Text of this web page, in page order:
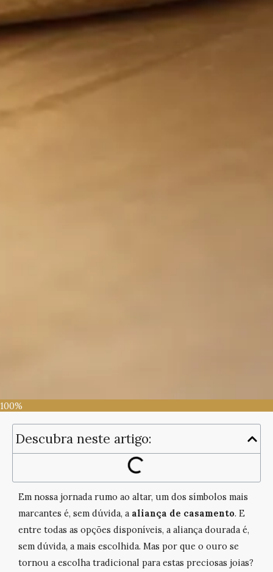
100%
Descubra neste artigo:
Em nossa jornada rumo ao altar, um dos símbolos mais
marcantes é, sem dúvida, a aliança de casamento. E
entre todas as opções disponíveis, a aliança dourada é,
sem dúvida, a mais escolhida. Mas por que o ouro se
tornou a escolha tradicional para estas preciosas joias?